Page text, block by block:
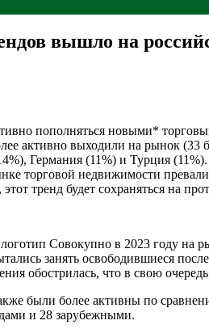
вышло на
пополняться новыми*
активно выходили на рынок
Германия (11%) и Турция
торговой недвижимости
тренд будет сохраняться на
Совокупно в 2023 году на
занять освободившиеся
обострилась, что в свою
были более активны по
и 28 зарубежными.